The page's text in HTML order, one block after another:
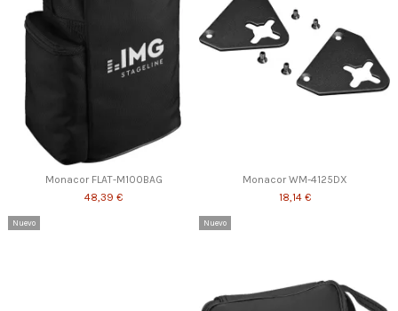
Monacor FLAT-M100BAG
48,39 €
Monacor WM-4125DX
18,14 €
Nuevo Nuevo